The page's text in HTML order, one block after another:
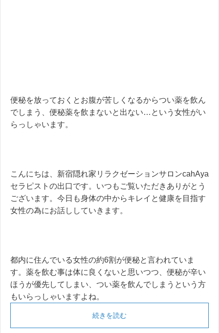
便秘を放っておくとお腹が苦しくなるからつい薬を飲ん
でしまう、便秘薬を飲まないと出ない…という女性がい
らっしゃいます。
こんにちは、新宿隠れ家リラクゼーションサロンcahAya
セラピストの出口です。いつもご覧いただきありがとう
ございます。今日も身体の中からキレイと健康を目指す
女性の為にお話ししていきます。
都内に住んでいる女性の約6割が便秘と言われていま
す。薬を飲む事は体に良くないと思いつつ、便秘が辛い
ほうが優先してしまい、つい薬を飲んでしまうという方
もいらっしゃいますよね。
続きを読む